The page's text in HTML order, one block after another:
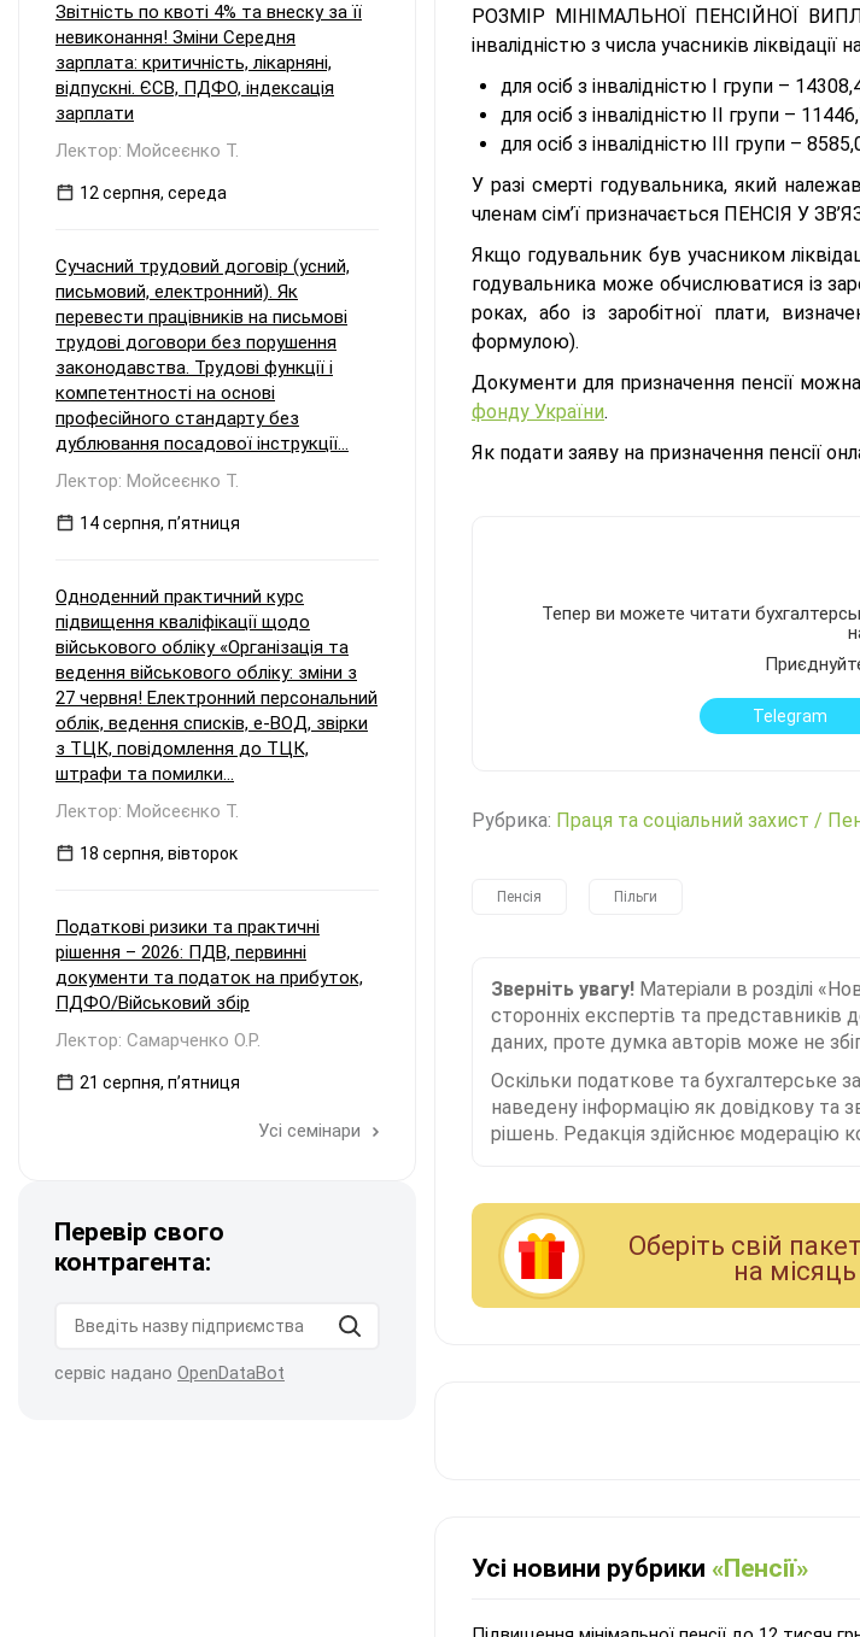
РОЗМІР МІНІМАЛЬНОЇ ПЕНСІЙНОЇ
інвалідністю з числа учасників
для осіб з інвалідністю І групи –
для осіб з інвалідністю ІІ групи –
для осіб з інвалідністю ІІІ групи –
У разі смерті годувальника, який
членам сім’ї призначається ПЕНСІЯ У
Якщо годувальник був учасником
годувальника може обчислюватися із
роках, або із заробітної плати,
формулою).
Документи для призначення пенсії
фонду України.
Як подати заяву на призначення пенсії
Тепер ви можете читати
Telegram
Рубрика: Праця та соціальний захист /
Пенсія Пільги
Зверніть увагу! Матеріали в розділі
сторонніх експертів та представників
даних, проте думка авторів може не
Оскільки податкове та бухгалтерське
наведену інформацію як довідкову та
рішень. Редакція здійснює модерацію
Оберiть свiй
на мiсяць
Усі новини рубрики «Пенсії»
Звітність по квоті 4% та внеску за її
невиконання! Зміни Середня
зарплата: критичність, лікарняні,
відпускні. ЄСВ, ПДФО, індексація
зарплати
Лектор: Мойсеєнко Т.
12 серпня, середа
Сучасний трудовий договір (усний,
письмовий, електронний). Як
перевести працівників на письмові
трудові договори без порушення
законодавства. Трудові функції і
компетентності на основі
професійного стандарту без
дублювання посадової інструкції...
Лектор: Мойсеєнко Т.
14 серпня, пʼятниця
Одноденний практичний курс
підвищення кваліфікації щодо
військового обліку «Організація та
ведення військового обліку: зміни з
27 червня! Електронний персональний
облік, ведення списків, е-ВОД, звірки
з ТЦК, повідомлення до ТЦК,
штрафи та помилки...
Лектор: Мойсеєнко Т.
18 серпня, вівторок
Податкові ризики та практичні
рішення – 2026: ПДВ, первинні
документи та податок на прибуток,
ПДФО/Військовий збір
Лектор: Самарченко О.Р.
21 серпня, пʼятниця
Усі семінари
Перевір свого
контрагента:
сервіс надано OpenDataBot